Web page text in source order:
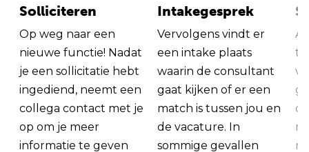
Solliciteren
Op weg naar een
nieuwe functie! Nadat
je een sollicitatie hebt
ingediend, neemt een
collega contact met je
op om je meer
informatie te geven
Intakegesprek
Vervolgens vindt er
een intake plaats
waarin de consultant
gaat kijken of er een
match is tussen jou en
de vacature. In
sommige gevallen